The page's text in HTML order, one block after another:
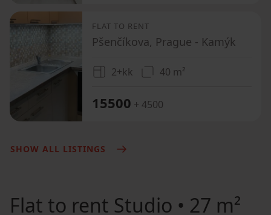
FLAT TO RENT
Pšenčíkova, Prague - Kamýk
2+kk 40 m²
15500 + 4500
SHOW ALL LISTINGS
Flat to rent Studio • 27 m²